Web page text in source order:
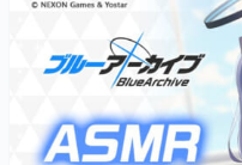
なんでゲー
ゲーム開発者・
具体的な形から
ゲームが変
「経験値」「裏